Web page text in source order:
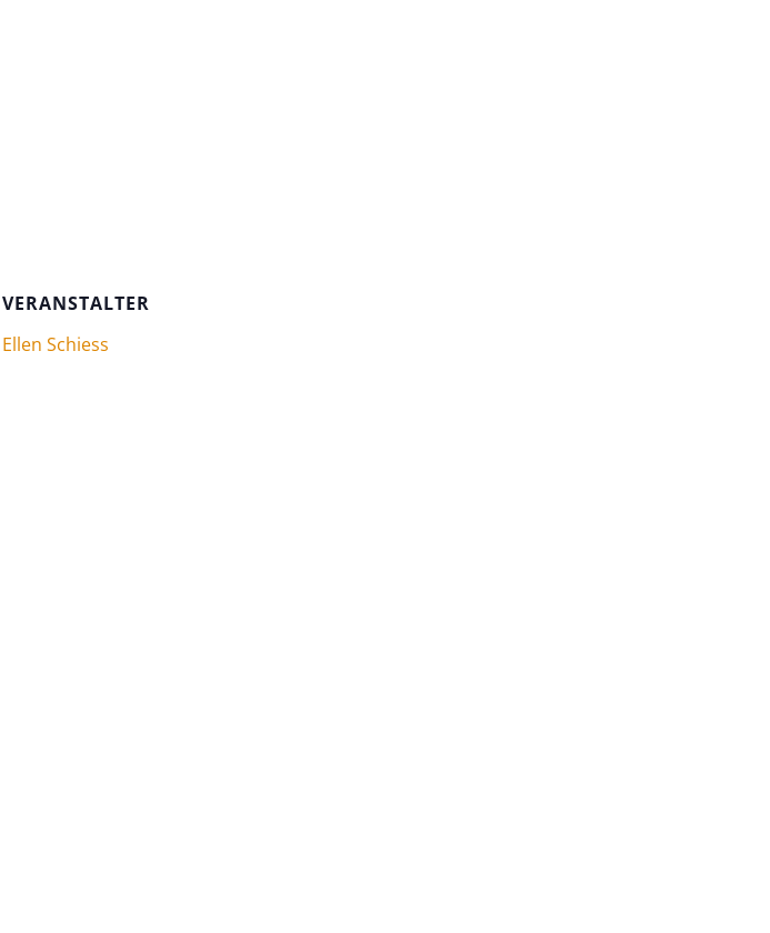
VERANSTALTER
Ellen Schiess